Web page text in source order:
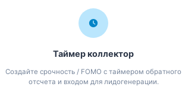
Таймер коллектор
Создайте срочность / FOMO с таймером обратного
отсчета и входом для лидогенерации.